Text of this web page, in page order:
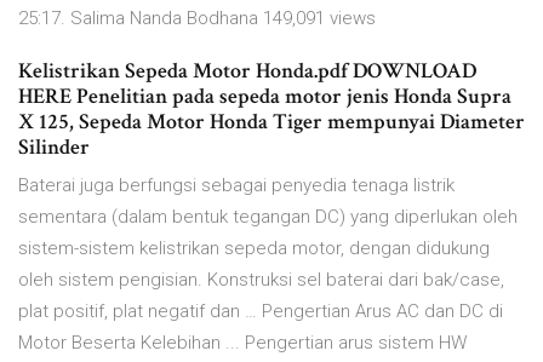
25:17. Salima Nanda Bodhana 149,091 views
Kelistrikan Sepeda Motor Honda.pdf DOWNLOAD
HERE Penelitian pada sepeda motor jenis Honda Supra
X 125, Sepeda Motor Honda Tiger mempunyai Diameter
Silinder
Baterai juga berfungsi sebagai penyedia tenaga listrik
sementara (dalam bentuk tegangan DC) yang diperlukan oleh
sistem-sistem kelistrikan sepeda motor, dengan didukung
oleh sistem pengisian. Konstruksi sel baterai dari bak/case,
plat positif, plat negatif dan … Pengertian Arus AC dan DC di
Motor Beserta Kelebihan ... Pengertian arus sistem HW